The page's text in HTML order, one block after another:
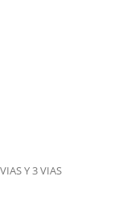
Y 3 VIAS